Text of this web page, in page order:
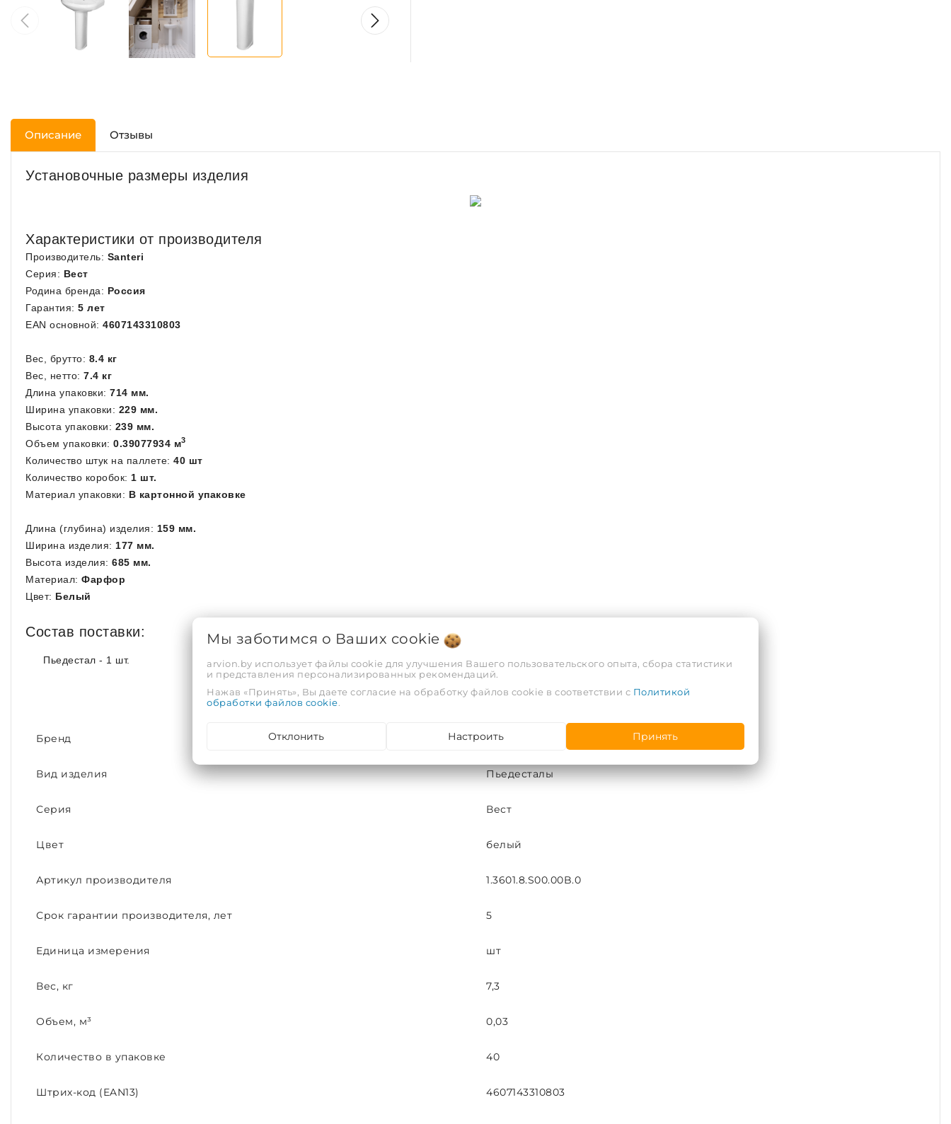
Описание Отзывы
Установочные размеры изделия
Характеристики от производителя
Производитель: Santeri
Серия: Вест
Родина бренда: Россия
Гарантия: 5 лет
EAN основной: 4607143310803
Вес, брутто: 8.4 кг
Вес, нетто: 7.4 кг
Длина упаковки: 714 мм.
Ширина упаковки: 229 мм.
Высота упаковки: 239 мм.
Объем упаковки: 0.39077934 м3
Количество штук на паллете: 40 шт
Количество коробок: 1 шт.
Материал упаковки: В картонной упаковке
Длина (глубина) изделия: 159 мм.
Ширина изделия: 177 мм.
Высота изделия: 685 мм.
Материал: Фарфор
Цвет: Белый
Состав поставки:
Пьедестал - 1 шт.
ХАРАКТЕРИСТИКИ
Бренд Santeri
Вид изделия Пьедесталы
Серия Вест
Цвет белый
Артикул производителя 1.3601.8.S00.00B.0
Срок гарантии производителя, лет 5
Единица измерения шт
Вес, кг 7,3
Объем, м³ 0,03
Количество в упаковке 40
Штрих-код (EAN13) 4607143310803
Мы заботимся о Ваших cookie
arvion.by использует файлы cookie для улучшения Вашего пользовательского опыта, сбора статистики
и представления персонализированных рекомендаций.
Нажав «Принять», Вы даете согласие на обработку файлов cookie в соответствии с Политикой
обработки файлов cookie.
Отклонить Настроить Принять